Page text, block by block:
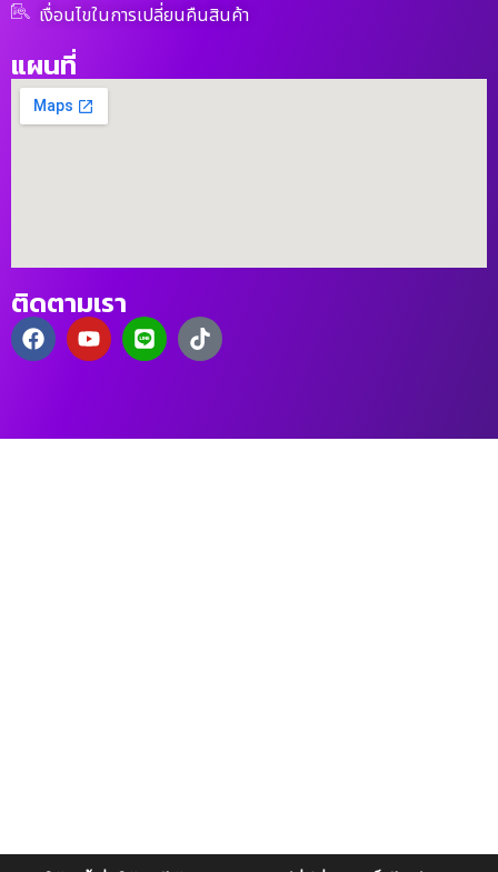
เงื่อนไขในการเปลี่ยนคืนสินค้า
แผนที่
ติดตามเรา